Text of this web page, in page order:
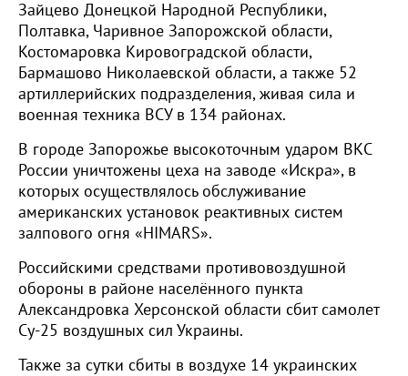
Зайцево Донецкой Народной Республики,
Полтавка, Чаривное Запорожской области,
Костомаровка Кировоградской области,
Бармашово Николаевской области, а также 52
артиллерийских подразделения, живая сила и
военная техника ВСУ в 134 районах.
В городе Запорожье высокоточным ударом ВКС
России уничтожены цеха на заводе «Искра», в
которых осуществлялось обслуживание
американских установок реактивных систем
залпового огня «HIMARS».
Российскими средствами противовоздушной
обороны в районе населённого пункта
Александровка Херсонской области сбит самолет
Су-25 воздушных сил Украины.
Также за сутки сбиты в воздухе 14 украинских